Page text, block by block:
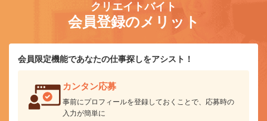
クリエイトバイト
会員登録のメリット
会員限定機能であなたの仕事探しをアシスト！
カンタン応募
事前にプロフィールを登録しておくことで、応募時の
入力が簡単に